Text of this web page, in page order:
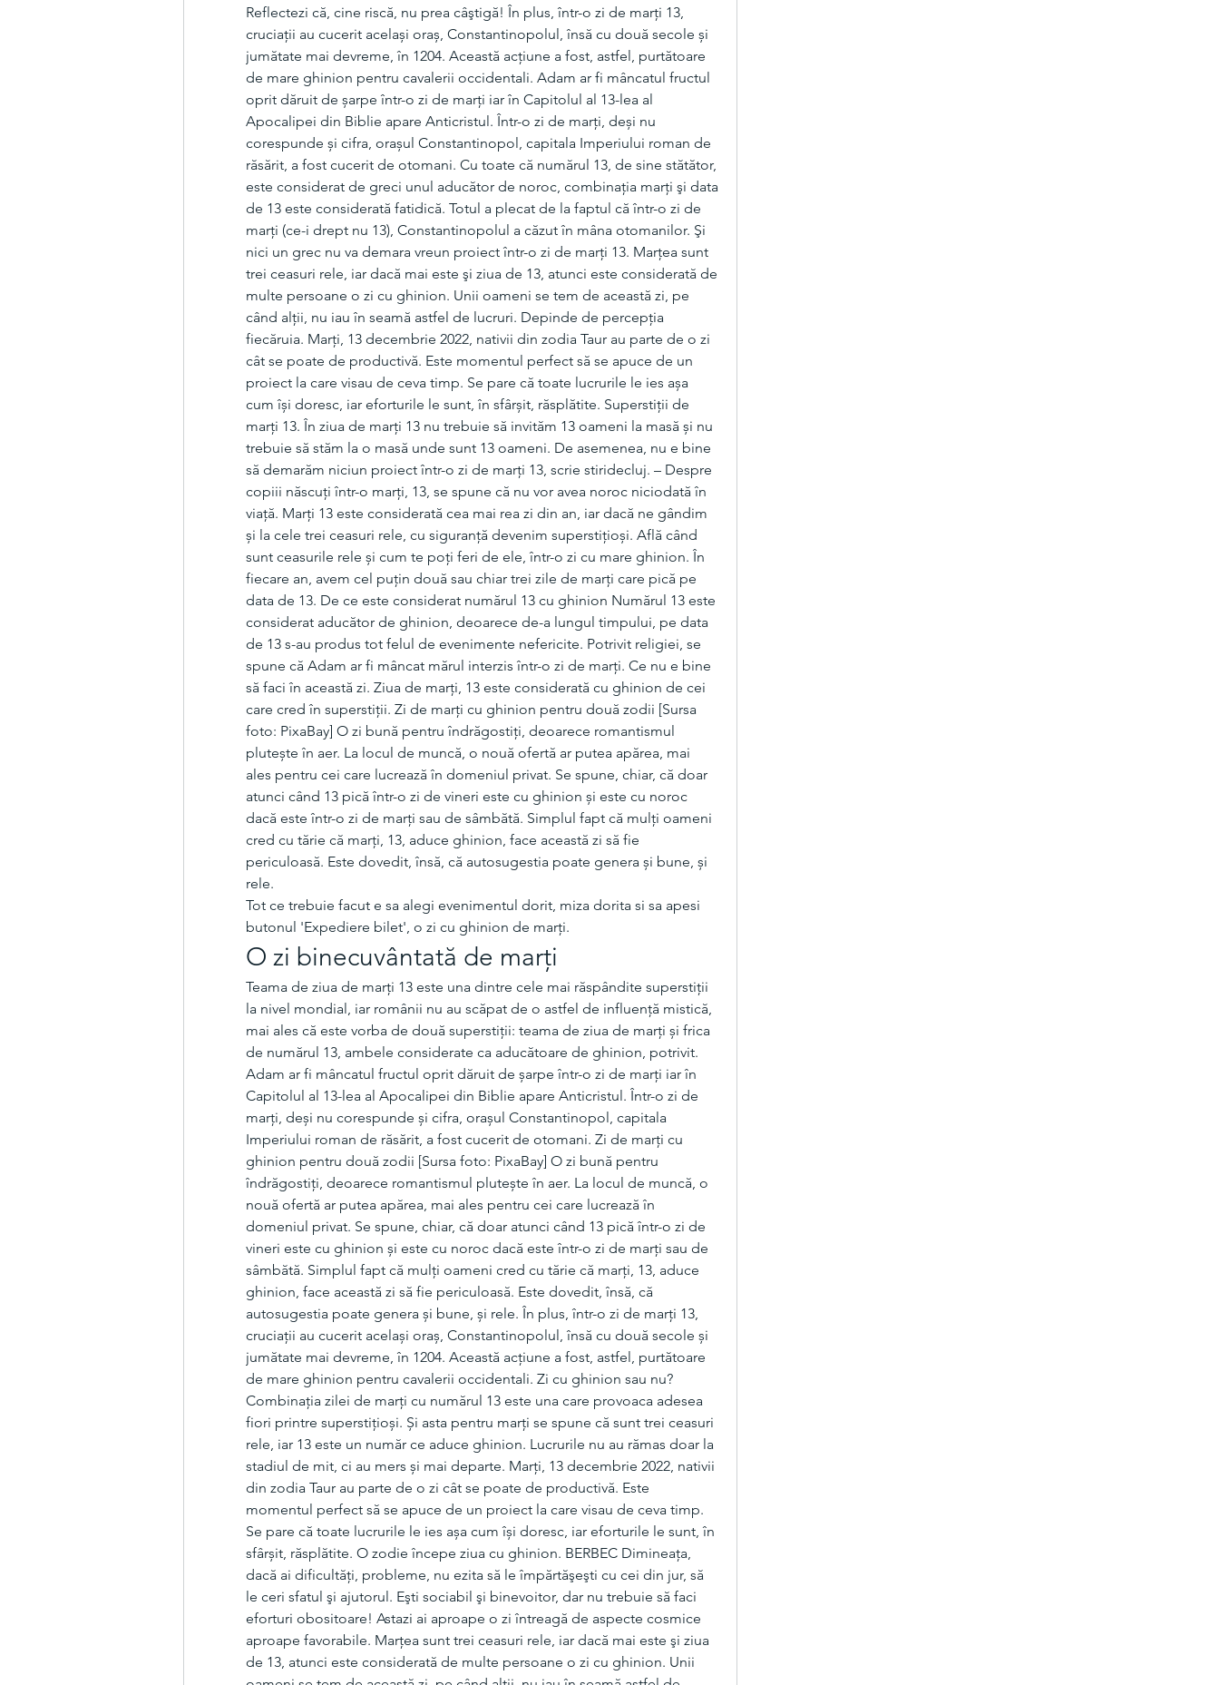
Reflectezi că, cine riscă, nu prea câştigă! În plus, într-o zi de marți 13,
cruciații au cucerit același oraș, Constantinopolul, însă cu două secole și
jumătate mai devreme, în 1204. Această acțiune a fost, astfel, purtătoare
de mare ghinion pentru cavalerii occidentali. Adam ar fi mâncatul fructul
oprit dăruit de șarpe într-o zi de marți iar în Capitolul al 13-lea al
Apocalipei din Biblie apare Anticristul. Într-o zi de marți, deși nu
corespunde și cifra, orașul Constantinopol, capitala Imperiului roman de
răsărit, a fost cucerit de otomani. Cu toate că numărul 13, de sine stătător,
este considerat de greci unul aducător de noroc, combinaţia marţi şi data
de 13 este considerată fatidică. Totul a plecat de la faptul că într-o zi de
marţi (ce-i drept nu 13), Constantinopolul a căzut în mâna otomanilor. Şi
nici un grec nu va demara vreun proiect într-o zi de marţi 13. Marţea sunt
trei ceasuri rele, iar dacă mai este şi ziua de 13, atunci este considerată de
multe persoane o zi cu ghinion. Unii oameni se tem de această zi, pe
când alții, nu iau în seamă astfel de lucruri. Depinde de percepția
fiecăruia. Marți, 13 decembrie 2022, nativii din zodia Taur au parte de o zi
cât se poate de productivă. Este momentul perfect să se apuce de un
proiect la care visau de ceva timp. Se pare că toate lucrurile le ies așa
cum își doresc, iar eforturile le sunt, în sfârșit, răsplătite. Superstiții de
marți 13. În ziua de marți 13 nu trebuie să invităm 13 oameni la masă și nu
trebuie să stăm la o masă unde sunt 13 oameni. De asemenea, nu e bine
să demarăm niciun proiect într-o zi de marți 13, scrie stiridecluj. – Despre
copiii născuți într-o marți, 13, se spune că nu vor avea noroc niciodată în
viață. Marți 13 este considerată cea mai rea zi din an, iar dacă ne gândim
și la cele trei ceasuri rele, cu siguranță devenim superstițioși. Află când
sunt ceasurile rele și cum te poți feri de ele, într-o zi cu mare ghinion. În
fiecare an, avem cel puțin două sau chiar trei zile de marți care pică pe
data de 13. De ce este considerat numărul 13 cu ghinion Numărul 13 este
considerat aducător de ghinion, deoarece de-a lungul timpului, pe data
de 13 s-au produs tot felul de evenimente nefericite. Potrivit religiei, se
spune că Adam ar fi mâncat mărul interzis într-o zi de marți. Ce nu e bine
să faci în această zi. Ziua de marți, 13 este considerată cu ghinion de cei
care cred în superstiții. Zi de marți cu ghinion pentru două zodii [Sursa
foto: PixaBay] O zi bună pentru îndrăgostiți, deoarece romantismul
plutește în aer. La locul de muncă, o nouă ofertă ar putea apărea, mai
ales pentru cei care lucrează în domeniul privat. Se spune, chiar, că doar
atunci când 13 pică într-o zi de vineri este cu ghinion și este cu noroc
dacă este într-o zi de marți sau de sâmbătă. Simplul fapt că mulți oameni
cred cu tărie că marți, 13, aduce ghinion, face această zi să fie
periculoasă. Este dovedit, însă, că autosugestia poate genera și bune, și
rele.
Tot ce trebuie facut e sa alegi evenimentul dorit, miza dorita si sa apesi
butonul 'Expediere bilet', o zi cu ghinion de marți.
O zi binecuvântată de marți
Teama de ziua de marți 13 este una dintre cele mai răspândite superstiții
la nivel mondial, iar românii nu au scăpat de o astfel de influență mistică,
mai ales că este vorba de două superstiții: teama de ziua de marți și frica
de numărul 13, ambele considerate ca aducătoare de ghinion, potrivit.
Adam ar fi mâncatul fructul oprit dăruit de șarpe într-o zi de marți iar în
Capitolul al 13-lea al Apocalipei din Biblie apare Anticristul. Într-o zi de
marți, deși nu corespunde și cifra, orașul Constantinopol, capitala
Imperiului roman de răsărit, a fost cucerit de otomani. Zi de marți cu
ghinion pentru două zodii [Sursa foto: PixaBay] O zi bună pentru
îndrăgostiți, deoarece romantismul plutește în aer. La locul de muncă, o
nouă ofertă ar putea apărea, mai ales pentru cei care lucrează în
domeniul privat. Se spune, chiar, că doar atunci când 13 pică într-o zi de
vineri este cu ghinion și este cu noroc dacă este într-o zi de marți sau de
sâmbătă. Simplul fapt că mulți oameni cred cu tărie că marți, 13, aduce
ghinion, face această zi să fie periculoasă. Este dovedit, însă, că
autosugestia poate genera și bune, și rele. În plus, într-o zi de marți 13,
cruciații au cucerit același oraș, Constantinopolul, însă cu două secole și
jumătate mai devreme, în 1204. Această acțiune a fost, astfel, purtătoare
de mare ghinion pentru cavalerii occidentali. Zi cu ghinion sau nu?
Combinația zilei de marți cu numărul 13 este una care provoaca adesea
fiori printre superstițioși. Și asta pentru marți se spune că sunt trei ceasuri
rele, iar 13 este un număr ce aduce ghinion. Lucrurile nu au rămas doar la
stadiul de mit, ci au mers și mai departe. Marți, 13 decembrie 2022, nativii
din zodia Taur au parte de o zi cât se poate de productivă. Este
momentul perfect să se apuce de un proiect la care visau de ceva timp.
Se pare că toate lucrurile le ies așa cum își doresc, iar eforturile le sunt, în
sfârșit, răsplătite. O zodie începe ziua cu ghinion. BERBEC Dimineaţa,
dacă ai dificultăţi, probleme, nu ezita să le împărtăşeşti cu cei din jur, să
le ceri sfatul şi ajutorul. Eşti sociabil şi binevoitor, dar nu trebuie să faci
eforturi obositoare! Astazi ai aproape o zi întreagă de aspecte cosmice
aproape favorabile. Marţea sunt trei ceasuri rele, iar dacă mai este şi ziua
de 13, atunci este considerată de multe persoane o zi cu ghinion. Unii